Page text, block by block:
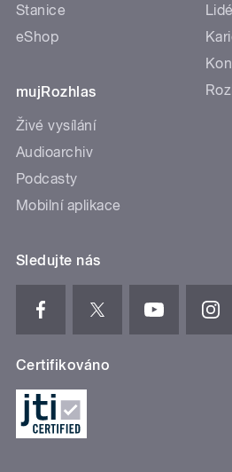
Stanice
eShop
mujRozhlas
Živé vysílání
Audioarchiv
Podcasty
Mobilní aplikace
Sledujte nás
Certifikováno